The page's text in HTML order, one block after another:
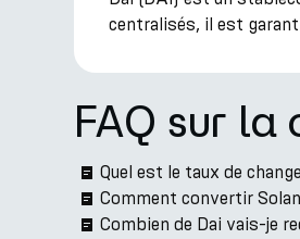
centralisés, il est
FAQ sur la
Quel est le taux de
Comment convertir
Combien de Dai vais-je